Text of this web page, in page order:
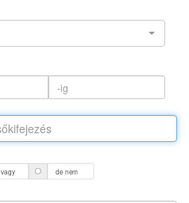
vagy de nem